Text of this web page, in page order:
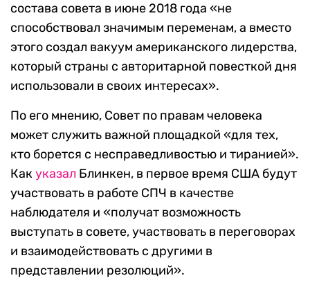
состава совета в июне 2018 года «не
способствовал значимым переменам, а вместо
этого создал вакуум американского лидерства,
который страны с авторитарной повесткой дня
использовали в своих интересах».
По его мнению, Совет по правам человека
может служить важной площадкой «для тех,
кто борется с несправедливостью и тиранией».
Какуказал Блинкен, в первое время США будут
участвовать в работе СПЧ в качестве
наблюдателя и «получат возможность
выступать в совете, участвовать в переговорах
и взаимодействовать с другими в
представлении резолюций».